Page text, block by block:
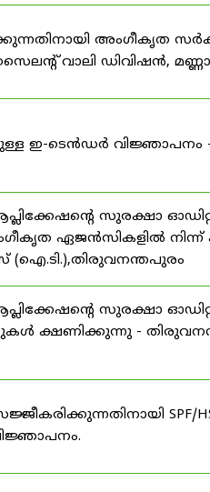
അംഗീകൃത
വാലി ഡിവിഷൻ,
ഇ-ടെൻഡർ വിജ്ഞാപനം
സുരക്ഷാ
ഏജൻസികളിൽ
സുരക്ഷാ ഓഡിറ്റ്
ക്ഷണിക്കുന്നു -
SPF/